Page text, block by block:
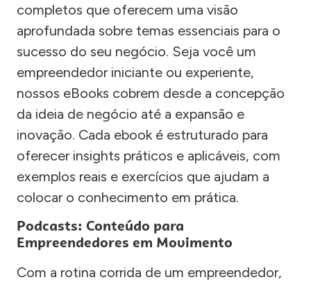
completos que oferecem uma visão
aprofundada sobre temas essenciais para o
sucesso do seu negócio. Seja você um
empreendedor iniciante ou experiente,
nossos eBooks cobrem desde a concepção
da ideia de negócio até a expansão e
inovação. Cada ebook é estruturado para
oferecer insights práticos e aplicáveis, com
exemplos reais e exercícios que ajudam a
colocar o conhecimento em prática.
Podcasts: Conteúdo para
Empreendedores em Movimento
Com a rotina corrida de um empreendedor,